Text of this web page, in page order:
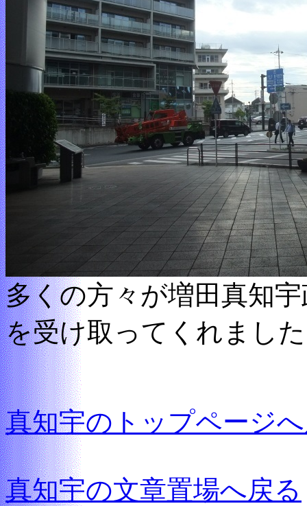
多くの方々が増田真知
を受け取ってくれました
真知宇のトップページ
真知宇の文章置場へ戻る